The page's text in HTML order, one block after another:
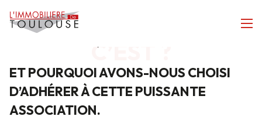
LE FICHIER AMEPI : QU’EST-CE
LE FICHIER AMEPI :
QU’EST-CE QUE
C’EST ?
ET POURQUOI AVONS-NOUS CHOISI
D’ADHÉRER À CETTE PUISSANTE
ASSOCIATION.